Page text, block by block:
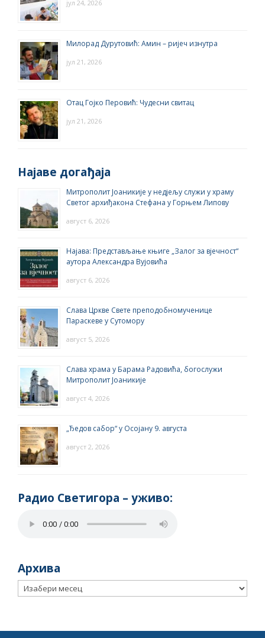
јул 24, 2026
Милорад Дурутовић: Амин – ријеч изнутра
јул 21, 2026
Отац Гојко Перовић: Чудесни свитац
јул 21, 2026
Најаве догађаја
Митрополит Јоаникије у недјељу служи у храму
Светог архиђакона Стефана у Горњем Липову
август 6, 2026
Најава: Представљање књиге „Залог за вјечност“
аутора Александра Вујовића
август 6, 2026
Слава Цркве Свете преподобномученице
Параскеве у Сутомору
август 5, 2026
Слава храма у Барама Радовића, богослужи
Митрополит Јоаникије
август 4, 2026
„Ђедов сабор“ у Осојану 9. августа
август 2, 2026
Радио Светигора – yживо:
Архива
Архива